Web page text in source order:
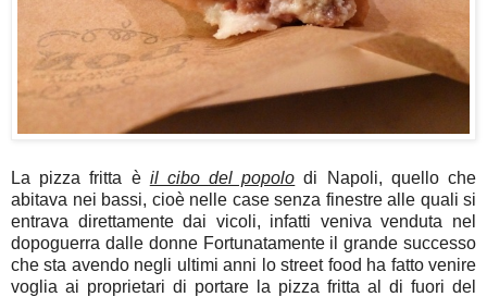
La pizza fritta è il cibo del popolo di Napoli, quello che
abitava nei bassi, cioè nelle case senza finestre alle quali si
entrava direttamente dai vicoli, infatti veniva venduta nel
dopoguerra dalle donne Fortunatamente il grande successo
che sta avendo negli ultimi anni lo street food ha fatto venire
voglia ai proprietari di portare la pizza fritta al di fuori del